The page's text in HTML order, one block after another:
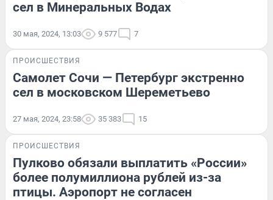
сел в Минеральных Водах
30 мая, 2024, 13:03 9 577 7
ПРОИСШЕСТВИЯ
Самолет Сочи — Петербург экстренно
сел в московском Шереметьево
27 мая, 2024, 23:58 35 383 15
ПРОИСШЕСТВИЯ
Пулково обязали выплатить «России»
более полумиллиона рублей из-за
птицы. Аэропорт не согласен